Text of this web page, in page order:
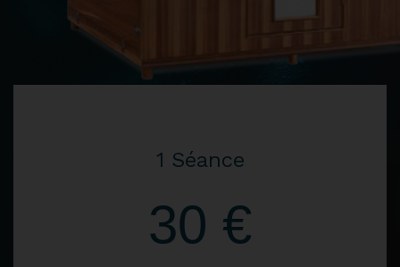
1 Séance
30 €